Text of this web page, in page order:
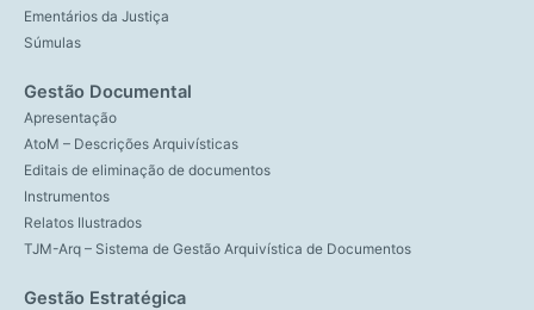
Ementários da Justiça
Súmulas
Gestão Documental
Apresentação
AtoM – Descrições Arquivísticas
Editais de eliminação de documentos
Instrumentos
Relatos Ilustrados
TJM-Arq – Sistema de Gestão Arquivística de Documentos
Gestão Estratégica